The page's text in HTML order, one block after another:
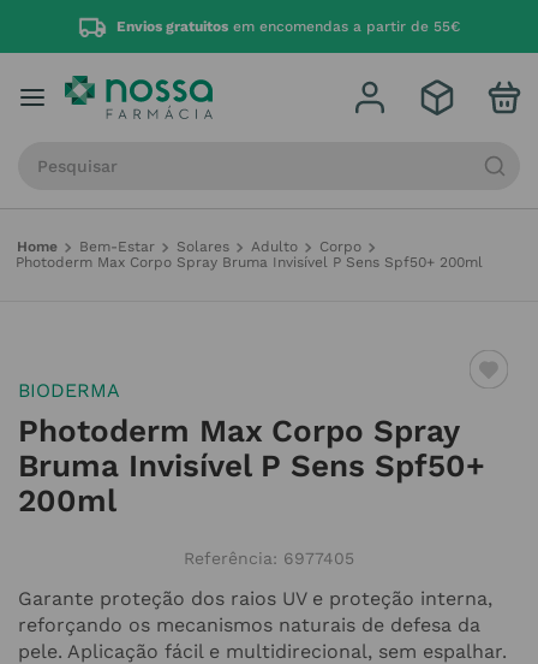
Envios gratuitos em encomendas a partir de 55€
Bem-Estar Solares Adulto
Corpo
Photoderm Max Corpo Spray Bruma Invisível P Sens Spf50+ 200ml
BIODERMA
Photoderm Max Corpo Spray
Bruma Invisível P Sens Spf50+
200ml
Referência: 6977405
Garante proteção dos raios UV e proteção interna,
reforçando os mecanismos naturais de defesa da
pele. Aplicação fácil e multidirecional, sem espalhar.